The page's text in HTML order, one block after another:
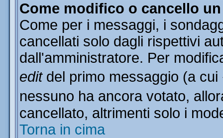
Come modifico o cancello
Come per i messaggi, i
cancellati solo dagli rispettivi
dall'amministratore. Per
editdel primo messaggio (a
nessuno ha ancora votato,
cancellato, altrimenti solo i
Torna in cima